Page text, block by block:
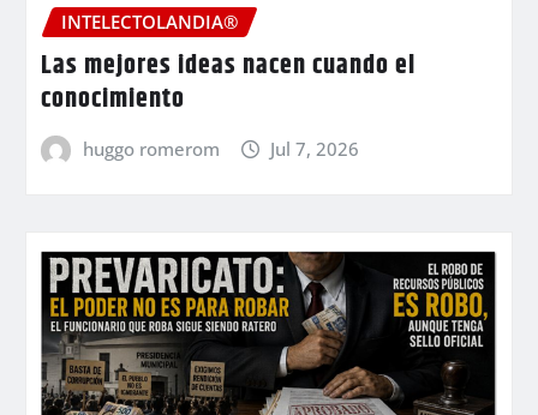
INTELECTOLANDIA®
Las mejores ideas nacen cuando el
conocimiento
huggo romerom Jul 7, 2026